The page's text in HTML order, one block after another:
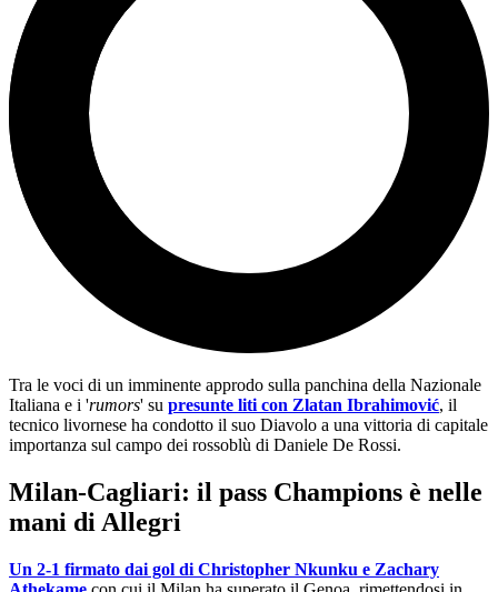
Tra le voci di un imminente approdo sulla panchina della Nazionale
Italiana e i 'rumors' su presunte liti con Zlatan Ibrahimović, il
tecnico livornese ha condotto il suo Diavolo a una vittoria di capitale
importanza sul campo dei rossoblù di Daniele De Rossi.
Milan-Cagliari: il pass Champions è nelle
mani di Allegri
Un 2-1 firmato dai gol di Christopher Nkunku e Zachary